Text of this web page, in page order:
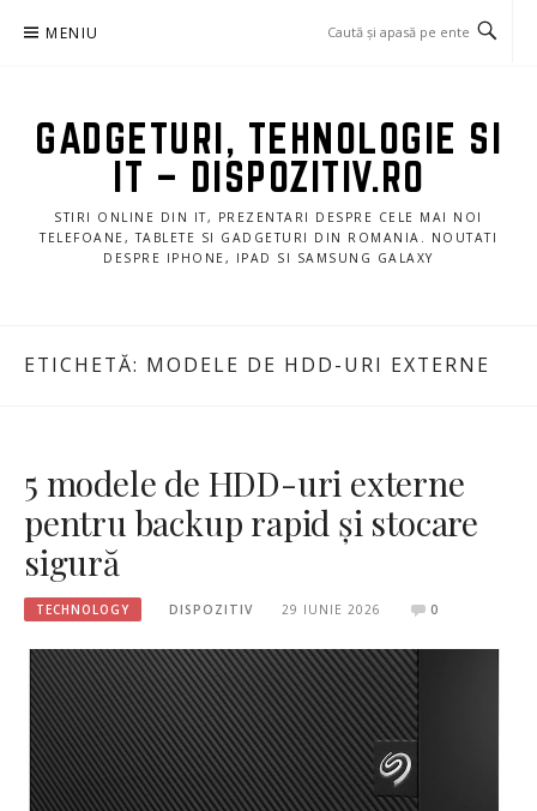
MENIU
GADGETURI, TEHNOLOGIE SI
IT – DISPOZITIV.RO
STIRI ONLINE DIN IT, PREZENTARI DESPRE CELE MAI NOI
TELEFOANE, TABLETE SI GADGETURI DIN ROMANIA. NOUTATI
DESPRE IPHONE, IPAD SI SAMSUNG GALAXY
ETICHETĂ: MODELE DE HDD-URI EXTERNE
5 modele de HDD-uri externe
pentru backup rapid și stocare
sigură
TECHNOLOGY DISPOZITIV 29 IUNIE 2026 0